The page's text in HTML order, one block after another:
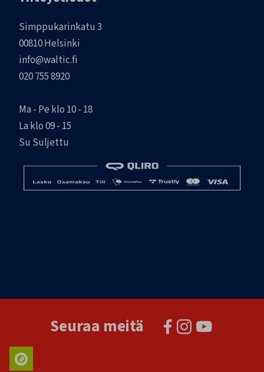
Simppukarinkatu 3
00810 Helsinki
info@waltic.fi
020 755 8920
Ma - Pe klo 10 - 18
La klo 09 - 15
Su Suljettu
Seuraa meitä